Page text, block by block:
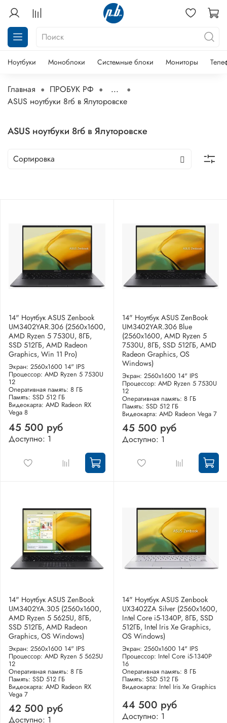
Ноутбуки Моноблоки Системные блоки Мониторы
Главная ПРОБУК РФ
...
ASUS ноутбуки 8гб в Ялуторовске
ASUS ноутбуки 8гб в Ялуторовске
14" Ноутбук ASUS Zenbook
UM3402YAR.306 (2560x1600,
AMD Ryzen 5 7530U, 8ГБ,
SSD 512ГБ, AMD Radeon
Graphics, Win 11 Pro)
Экран: 2560x1600 14" IPS
Процессор: AMD Ryzen 5 7530U
12
Оперативная память: 8 ГБ
Память: SSD 512 ГБ
Видеокарта: AMD Radeon RX
Vega 8
45 500 руб
Доступно: 1
14" Ноутбук ASUS ZenBook
UM3402YAR.306 Blue
(2560x1600, AMD Ryzen 5
7530U, 8ГБ, SSD 512ГБ, AMD
Radeon Graphics, OS
Windows)
Экран: 2560x1600 14" IPS
Процессор: AMD Ryzen 5 7530U
12
Оперативная память: 8 ГБ
Память: SSD 512 ГБ
Видеокарта: AMD Radeon Vega 7
45 500 руб
Доступно: 1
14" Ноутбук ASUS ZenBook
UM3402YA.305 (2560x1600,
AMD Ryzen 5 5625U, 8ГБ,
SSD 512ГБ, AMD Radeon
Graphics, OS Windows)
Экран: 2560x1600 14" IPS
Процессор: AMD Ryzen 5 5625U
12
Оперативная память: 8 ГБ
Память: SSD 512 ГБ
Видеокарта: AMD Radeon RX
Vega 7
42 500 руб
Доступно: 1
14" Ноутбук ASUS Zenbook
UX3402ZA Silver (2560x1600,
Intel Core i5-1340P, 8ГБ, SSD
512ГБ, Intel Iris Xe Graphics,
OS Windows)
Экран: 2560x1600 14" IPS
Процессор: Intel Core i5-1340P
16
Оперативная память: 8 ГБ
Память: SSD 512 ГБ
Видеокарта: Intel Iris Xe Graphics
44 500 руб
Доступно: 1